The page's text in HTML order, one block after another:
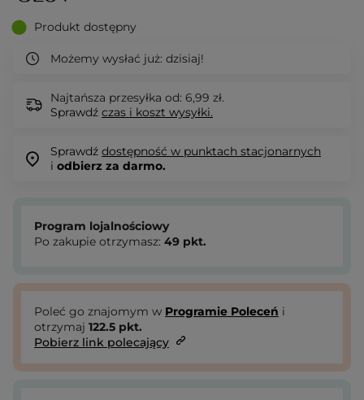
Produkt dostępny
Możemy wysłać już: dzisiaj!
Najtańsza przesyłka od: 6,99 zł.
Sprawdź czas i koszt wysyłki.
Sprawdź dostępność w punktach stacjonarnych
i odbierz za darmo.
Program lojalnościowy
Po zakupie otrzymasz: 49 pkt.
Poleć go znajomym w Programie Poleceń i
otrzymaj 122.5 pkt.
Pobierz link polecający